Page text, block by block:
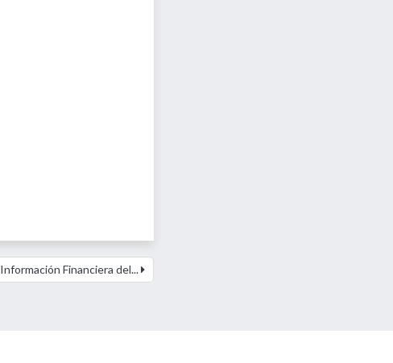
Información Financiera del...